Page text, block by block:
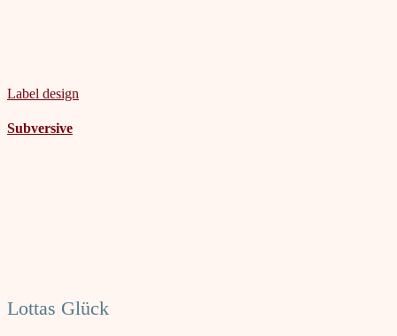
Label design
Subversive
Lottas Glück